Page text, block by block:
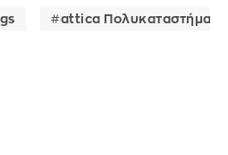
attica Πολυκαταστήματα